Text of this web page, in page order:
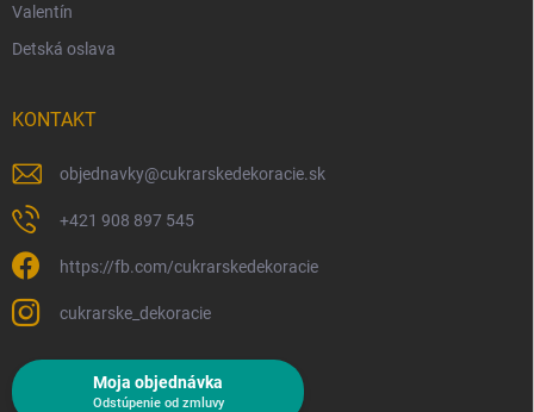
Valentín
Detská oslava
KONTAKT
objednavky@cukrarskedekoracie.sk
+421 908 897 545
https://fb.com/cukrarskedekoracie
cukrarske_dekoracie
Moja objednávka
Odstúpenie od zmluvy